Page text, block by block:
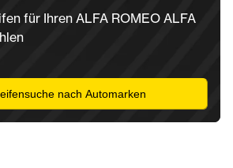
für Ihren ALFA ROMEO ALFA
nach Automarken